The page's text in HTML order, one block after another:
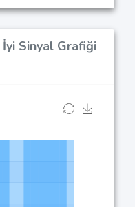
İyi Sinyal Grafiği